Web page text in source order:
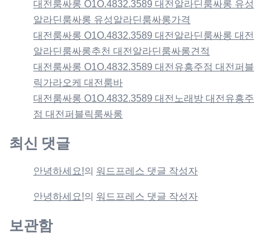
대전룸싸롱 O1O.4832.3589 대전알라딘룸싸롱 유성
알라딘룸싸롱 유성알라딘룸싸롱가격
대전룸싸롱 O1O.4832.3589 대전알라딘룸싸롱 대전
알라딘룸싸롱추천 대전알라딘룸싸롱견적
대전룸싸롱 O1O.4832.3589 대전유흥주점 대전퍼블
릭가라오케 대전룸바
대전룸싸롱 O1O.4832.3589 대전노래방 대전유흥주
점 대전퍼블릭룸싸롱
최신 댓글
안녕하세요!의 워드프레스 댓글 작성자
안녕하세요!의 워드프레스 댓글 작성자
보관함